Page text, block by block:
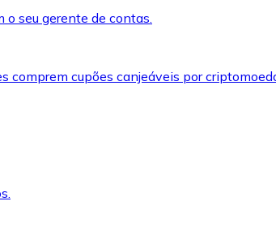
o seu gerente de contas.
comprem cupões canjeáveis por